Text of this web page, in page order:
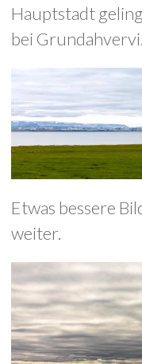
Hauptstadt
bei Grundahvervi.
Etwas bessere
weiter.